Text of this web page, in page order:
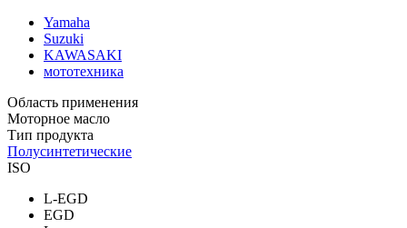
Yamaha
Suzuki
KAWASAKI
мототехника
Область применения
Моторное масло
Тип продукта
Полусинтетические
ISO
L-EGD
EGD